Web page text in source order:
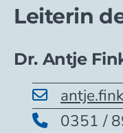
Leiterin
Dr. Antje
0351 /